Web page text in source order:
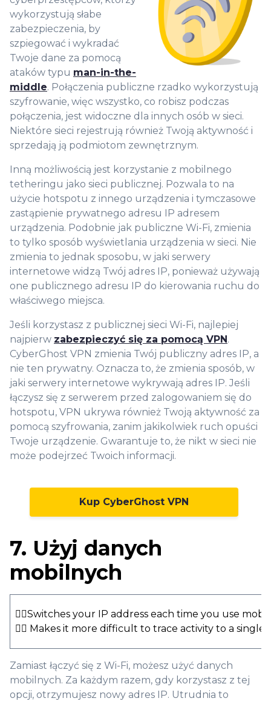
wykorzystują słabe
zabezpieczenia, by
szpiegować i wykradać
Twoje dane za pomocą
ataków typu man-in-the-
middle. Połączenia publiczne rzadko wykorzystują
szyfrowanie, więc wszystko, co robisz podczas
połączenia, jest widoczne dla innych osób w sieci.
Niektóre sieci rejestrują również Twoją aktywność i
sprzedają ją podmiotom zewnętrznym.
Inną możliwością jest korzystanie z mobilnego
tetheringu jako sieci publicznej. Pozwala to na
użycie hotspotu z innego urządzenia i tymczasowe
zastąpienie prywatnego adresu IP adresem
urządzenia. Podobnie jak publiczne Wi-Fi, zmienia
to tylko sposób wyświetlania urządzenia w sieci. Nie
zmienia to jednak sposobu, w jaki serwery
internetowe widzą Twój adres IP, ponieważ używają
one publicznego adresu IP do kierowania ruchu do
właściwego miejsca.
Jeśli korzystasz z publicznej sieci Wi-Fi, najlepiej
najpierw zabezpieczyć się za pomocą VPN.
CyberGhost VPN zmienia Twój publiczny adres IP, a
nie ten prywatny. Oznacza to, że zmienia sposób, w
jaki serwery internetowe wykrywają adres IP. Jeśli
łączysz się z serwerem przed zalogowaniem się do
hotspotu, VPN ukrywa również Twoją aktywność za
pomocą szyfrowania, zanim jakikolwiek ruch opuści
Twoje urządzenie. Gwarantuje to, że nikt w sieci nie
może podejrzeć Twoich informacji.
Kup CyberGhost VPN
7. Użyj danych
mobilnych
👍🏻Switches your IP address each time you use
👍🏻 Makes it more difficult to trace activity to a single
Zamiast łączyć się z Wi-Fi, możesz użyć danych
mobilnych. Za każdym razem, gdy korzystasz z tej
opcji, otrzymujesz nowy adres IP. Utrudnia to